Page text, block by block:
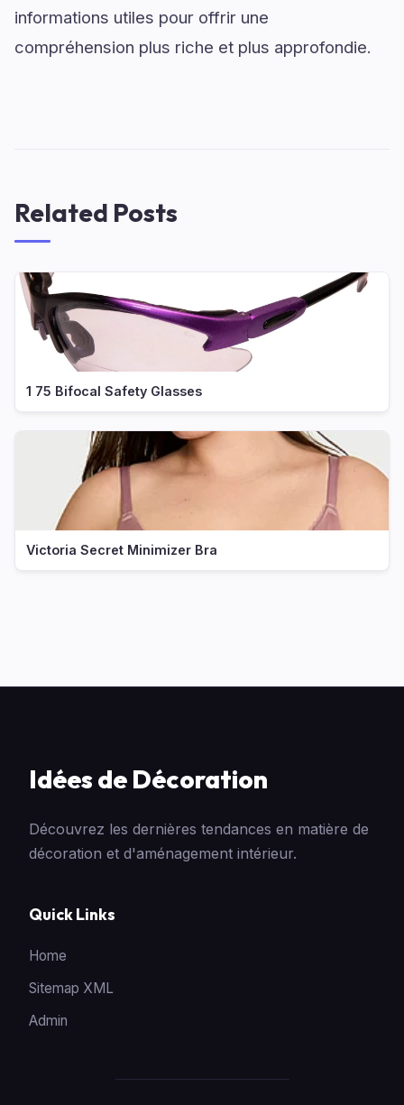
informations utiles pour offrir une
compréhension plus riche et plus approfondie.
Related Posts
1 75 Bifocal Safety Glasses
Victoria Secret Minimizer Bra
Idées de Décoration
Découvrez les dernières tendances en matière de
décoration et d'aménagement intérieur.
Quick Links
Home
Sitemap XML
Admin